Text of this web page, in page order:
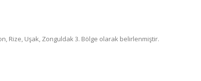
Rize, Uşak, Zonguldak 3. Bölge olarak belirlenmiştir.